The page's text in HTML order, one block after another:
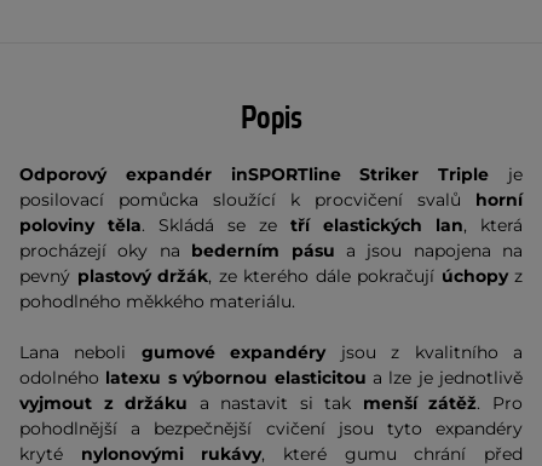
Popis
Odporový expandér inSPORTline Striker Triple je
posilovací pomůcka sloužící k procvičení svalů horní
poloviny těla. Skládá se ze tří elastických lan, která
procházejí oky na bederním pásu a jsou napojena na
pevný plastový držák, ze kterého dále pokračují úchopyz
pohodlného měkkého materiálu.
Lana neboli gumové expandéryjsou z kvalitního a
odolného latexu s výbornou elasticitou a lze je jednotlivě
vyjmout z držáku a nastavit si tak menší zátěž. Pro
pohodlnější a bezpečnější cvičení jsou tyto expandéry
kryté nylonovými rukávy, které gumu chrání před